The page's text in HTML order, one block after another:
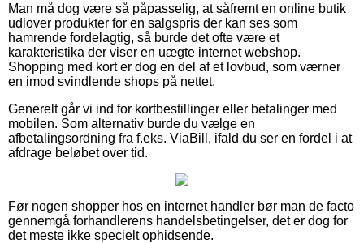
Man må dog være så påpasselig, at såfremt en online butik
udlover produkter for en salgspris der kan ses som
hamrende fordelagtig, så burde det ofte være et
karakteristika der viser en uægte internet webshop.
Shopping med kort er dog en del af et lovbud, som værner
en imod svindlende shops på nettet.
Generelt går vi ind for kortbestillinger eller betalinger med
mobilen. Som alternativ burde du vælge en
afbetalingsordning fra f.eks. ViaBill, ifald du ser en fordel i at
afdrage beløbet over tid.
Før nogen shopper hos en internet handler bør man de facto
gennemgå forhandlerens handelsbetingelser, det er dog for
det meste ikke specielt ophidsende.